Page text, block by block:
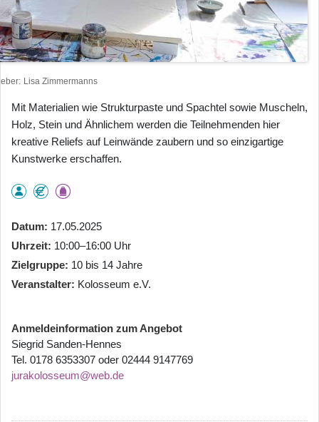
Lisa Zimmermanns
Mit Materialien wie Strukturpaste und Spachtel sowie Muscheln,
Holz, Stein und Ähnlichem werden die Teilnehmenden hier
kreative Reliefs auf Leinwände zaubern und so einzigartige
Kunstwerke erschaffen.
Datum 17.05.2025
Uhrzeit 10:00–16:00 Uhr
Zielgruppe 10 bis 14 Jahre
Veranstalter Kolosseum e.V.
Anmeldeinformation zum Angebot
Siegrid Sanden-Hennes
Tel. 0178 6353307 oder 02444 9147769
jurakolosseum@web.de